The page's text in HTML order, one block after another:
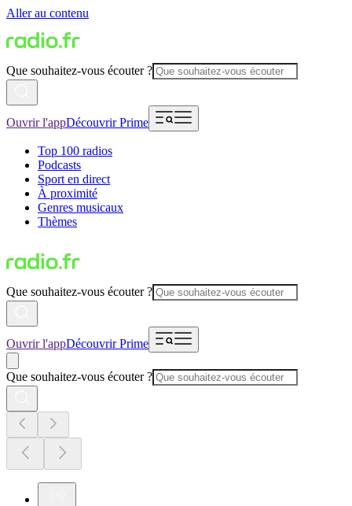
Aller au contenu
Que souhaitez-vous écouter ?
Ouvrir l'appDécouvrir Prime
Top 100 radios
Podcasts
Sport en direct
À proximité
Genres musicaux
Thèmes
Que souhaitez-vous écouter ?
Ouvrir l'appDécouvrir Prime
Que souhaitez-vous écouter ?